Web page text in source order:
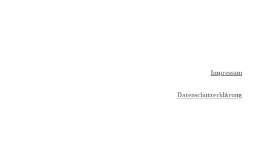
Impressum
Datenschutzerklärung